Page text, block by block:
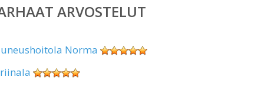
ARVOSTELUT
Norma